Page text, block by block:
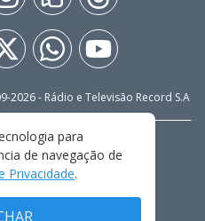
2026- Rádio e Televisão Record S.A
PRIVACIDADE
DE USO
para
de navegação de
Privacidade.